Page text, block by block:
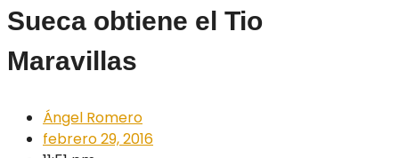
Sueca obtiene el Tio
Maravillas
Ángel Romero
febrero 29, 2016